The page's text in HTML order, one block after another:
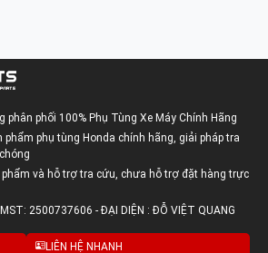
phân phối 100% Phụ Tùng Xe Máy Chính Hãng
phẩm phụ tùng Honda chính hãng, giải pháp tra
và hỗ trợ tra cứu, chưa hỗ trợ đặt hàng trực
MST: 2500737606 - ĐẠI DIỆN : ĐỖ VIỆT QUANG
LIÊN HỆ NHANH